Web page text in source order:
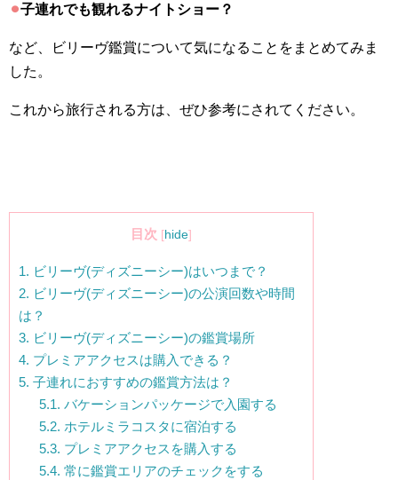
⚫︎子連れでも観れるナイトショー？
など、ビリーヴ鑑賞について気になることをまとめてみま
した。
これから旅行される方は、ぜひ参考にされてください。
目次 [hide]
1. ビリーヴ(ディズニーシー)はいつまで？
2. ビリーヴ(ディズニーシー)の公演回数や時間
は？
3. ビリーヴ(ディズニーシー)の鑑賞場所
4. プレミアアクセスは購入できる？
5. 子連れにおすすめの鑑賞方法は？
5.1. バケーションパッケージで入園する
5.2. ホテルミラコスタに宿泊する
5.3. プレミアアクセスを購入する
5.4. 常に鑑賞エリアのチェックをする